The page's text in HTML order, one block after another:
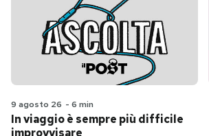
9 agosto 26 - 6 min
In viaggio è sempre più difficile